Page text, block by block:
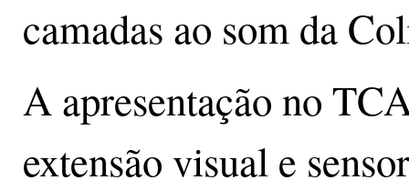
camadas ao som da
A apresentação no
extensão visual e